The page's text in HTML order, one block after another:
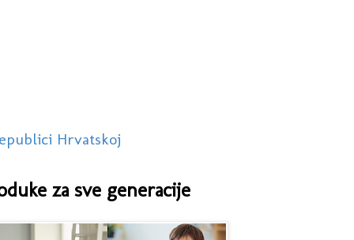
Hrvatskoj
za sve generacije